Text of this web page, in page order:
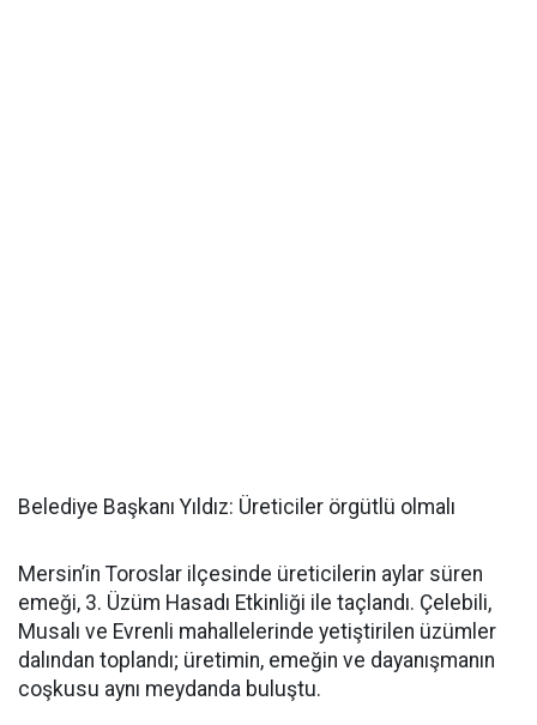
Belediye Başkanı Yıldız: Üreticiler örgütlü olmalı
Mersin’in Toroslar ilçesinde üreticilerin aylar süren
emeği, 3. Üzüm Hasadı Etkinliği ile taçlandı. Çelebili,
Musalı ve Evrenli mahallelerinde yetiştirilen üzümler
dalından toplandı; üretimin, emeğin ve dayanışmanın
coşkusu aynı meydanda buluştu.